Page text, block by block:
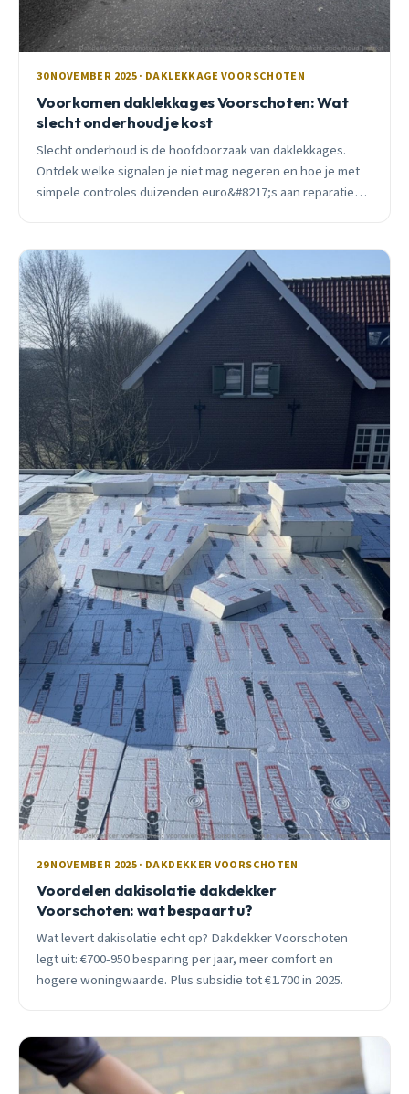
30 NOVEMBER 2025 · DAKLEKKAGE VOORSCHOTEN
Voorkomen daklekkages Voorschoten: Wat
slecht onderhoud je kost
Slecht onderhoud is de hoofdoorzaak van daklekkages.
Ontdek welke signalen je niet mag negeren en hoe je met
simpele controles duizenden euro&#8217;s aan reparaties
29 NOVEMBER 2025 · DAKDEKKER VOORSCHOTEN
Voordelen dakisolatie dakdekker
Voorschoten: wat bespaart u?
Wat levert dakisolatie echt op? Dakdekker Voorschoten
legt uit: €700-950 besparing per jaar, meer comfort en
hogere woningwaarde. Plus subsidie tot €1.700 in 2025.